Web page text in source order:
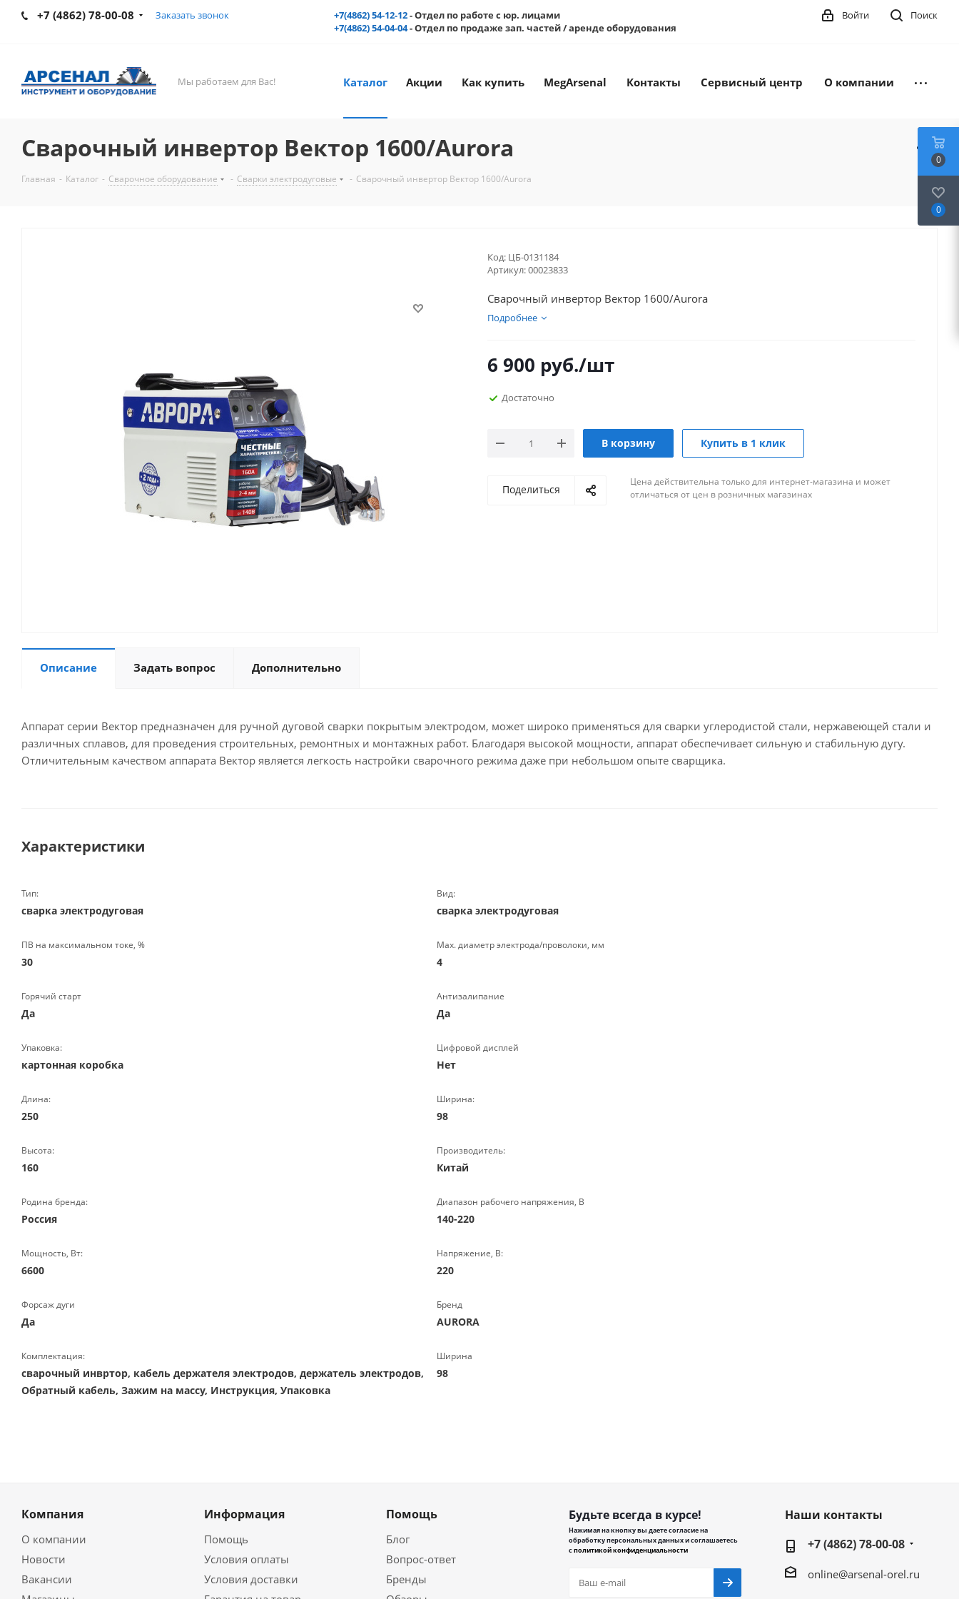
+7 (4862) 78-00-08 Заказать звонок +7(4862) 54-12-12- Отдел по работе с юр. лицами
+7(4862) 54-04-04- Отдел по продаже зап. частей / аренде оборудования
Поиск
Войти
Мы работаем для Вас! Каталог Акции Как купить MegArsenal Контакты Сервисный центр О компании
Сварочный инвертор Вектор 1600/Aurora
Главная - Каталог - Сварочное оборудование - Сварки электродуговые - Сварочный инвертор Вектор 1600/Aurora
Код: ЦБ-0131184
Артикул:00023833
Сварочный инвертор Вектор 1600/Aurora
Подробнее
6 900 руб./шт
Достаточно
В корзину Купить в 1 клик
Поделиться
Цена действительна только для интернет-магазина и может
отличаться от цен в розничных магазинах
Описание Задать вопрос Дополнительно
Аппарат серии Вектор предназначен для ручной дуговой сварки покрытым электродом, может широко применяться для сварки углеродистой стали, нержавеющей стали и
различных сплавов, для проведения строительных, ремонтных и монтажных работ. Благодаря высокой мощности, аппарат обеспечивает сильную и стабильную дугу.
Отличительным качеством аппарата Вектор является легкость настройки сварочного режима даже при небольшом опыте сварщика.
Характеристики
Тип:
сварка электродуговая
Вид:
сварка электродуговая
ПВ на максимальном токе, %
30
Маx. диаметр электрода/проволоки, мм
4
Горячий старт
Да
Антизалипание
Да
Упаковка:
картонная коробка
Цифровой дисплей
Нет
Длина:
250
Ширина:
98
Высота:
160
Производитель:
Китай
Родина бренда:
Россия
Диапазон рабочего напряжения, В
140-220
Мощность, Вт:
6600
Напряжение, В:
220
Форсаж дуги
Да
Бренд
AURORA
Комплектация:
сварочный инвртор, кабель держателя электродов, держатель электродов,
Обратный кабель, Зажим на массу, Инструкция, Упаковка
Ширина
98
Компания
О компании
Новости
Вакансии
Информация
Помощь
Условия оплаты
Условия доставки
Помощь
Блог
Вопрос-ответ
Бренды
Будьте всегда в курсе!
Нажимая на кнопку вы даете согласие на
обработку персональных данных и соглашаетесь
сполитикой конфиденциальности
Наши контакты
+7 (4862) 78-00-08
online@arsenal-orel.ru
0
0